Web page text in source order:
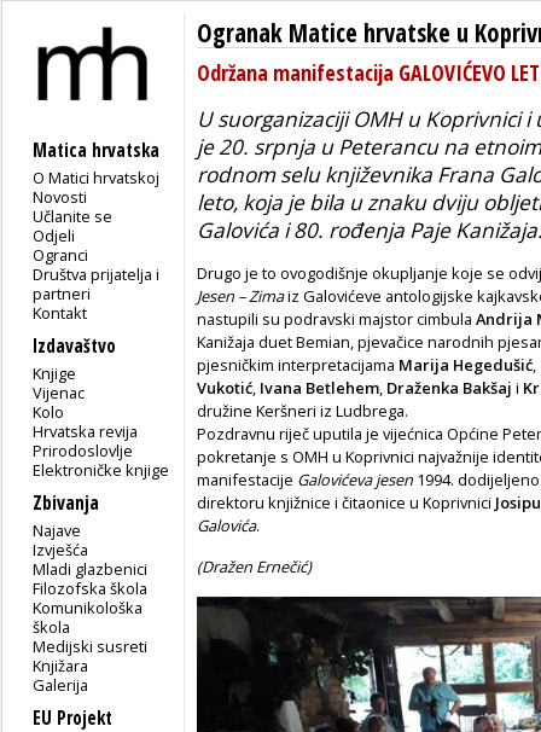
Matica hrvatska
O Matici hrvatskoj
Novosti
Učlanite se
Odjeli
Ogranci
Društva prijatelja i
partneri
Kontakt
Izdavaštvo
Knjige
Vijenac
Kolo
Hrvatska revija
Prirodoslovlje
Elektroničke knjige
Zbivanja
Najave
Izvješća
Mladi glazbenici
Filozofska škola
Komunikološka
škola
Medijski susreti
Knjižara
Galerija
EU Projekt
Ogranak Matice hrvatske u
Održana manifestacija GALOVIĆEVO
U suorganizaciji OMH u Koprivnici
je 20. srpnja u Peterancu na
rodnom selu književnika Frana
leto, koja je bila u znaku dviju
Galovića i 80. rođenja Paje
Drugo je to ovogodišnje okupljanje koje se
Jesen – Zimaiz Galovićeve antologijske
nastupili su podravski majstor cimbula Andrija
Kanižaja duet Bemian, pjevačice narodnih
pjesničkim interpretacijama Marija Hegedušić
Vukotić Ivana Betlehem Draženka Bakšaj i
družine Keršneri iz Ludbrega.
Pozdravnu riječ uputila je vijećnica Općine
pokretanje s OMH u Koprivnici najvažnije
manifestacije Galovićeva jesen 1994.
direktoru knjižnice i čitaonice u Koprivnici
Galovića.
(Dražen Ernečić)